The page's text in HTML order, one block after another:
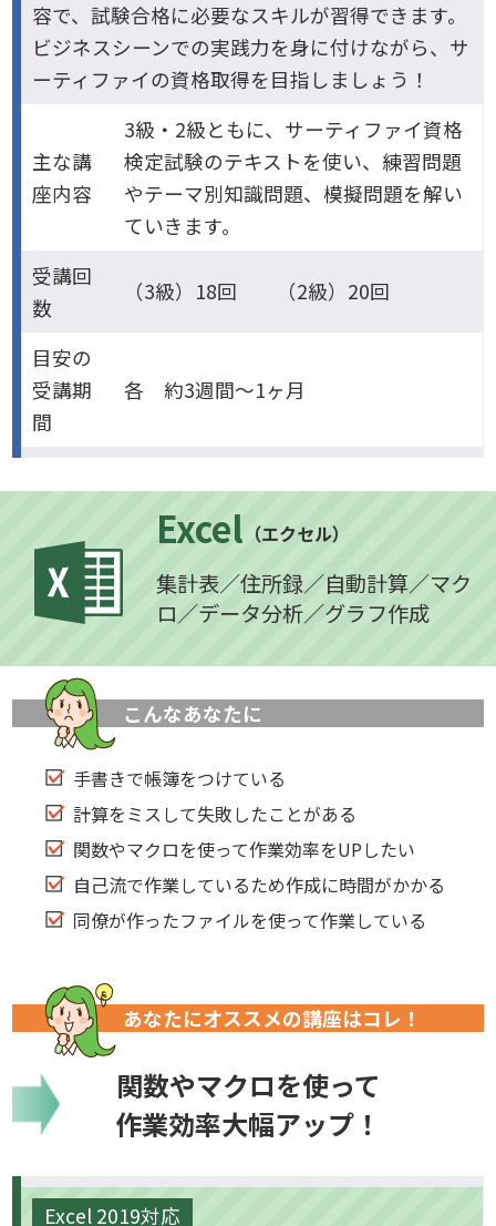
容で、試験合格に必要なスキルが習得できます。
ビジネスシーンでの実践力を身に付けながら、サ
ーティファイの資格取得を目指しましょう！
主な講
座内容
3級・2級ともに、サーティファイ資格
検定試験のテキストを使い、練習問題
やテーマ別知識問題、模擬問題を解い
ていきます。
受講回
数
（3級）18回 （2級）20回
目安の
受講期
間
各 約3週間～1ヶ月
Excel （エクセル）
集計表／住所録／自動計算／マク
ロ／データ分析／グラフ作成
こんなあなたに
手書きで帳簿をつけている
計算をミスして失敗したことがある
関数やマクロを使って作業効率をUPしたい
自己流で作業しているため作成に時間がかかる
同僚が作ったファイルを使って作業している
あなたにオススメの講座はコレ！
関数やマクロを使って
作業効率大幅アップ！
Excel 2019対応